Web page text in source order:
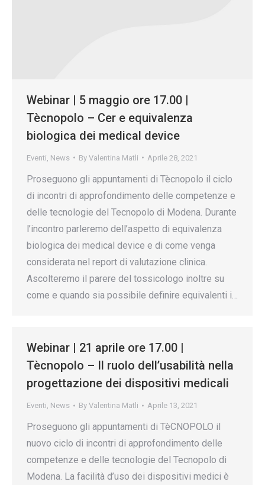
Webinar | 5 maggio ore 17.00 |
Tècnopolo – Cer e equivalenza
biologica dei medical device
Eventi News By Valentina Matli Aprile 28, 2021
Proseguono gli appuntamenti di Tècnopolo il ciclo
di incontri di approfondimento delle competenze e
delle tecnologie del Tecnopolo di Modena. Durante
l’incontro parleremo dell’aspetto di equivalenza
biologica dei medical device e di come venga
considerata nel report di valutazione clinica.
Ascolteremo il parere del tossicologo inoltre su
come e quando sia possibile definire equivalenti i…
Webinar | 21 aprile ore 17.00 |
Tècnopolo – Il ruolo dell’usabilità nella
progettazione dei dispositivi medicali
Eventi, News By Valentina Matli Aprile 13, 2021
Proseguono gli appuntamenti di TèCNOPOLO il
nuovo ciclo di incontri di approfondimento delle
competenze e delle tecnologie del Tecnopolo di
Modena. La facilità d’uso dei dispositivi medici è